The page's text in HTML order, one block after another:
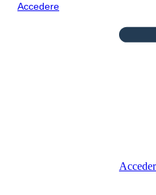
Accedere
שמשות